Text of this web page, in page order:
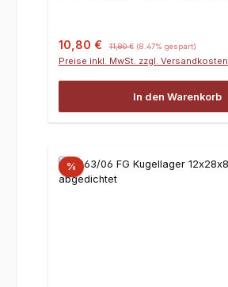
Verkaufspreis:
10,80 € Regulärer Preis:
11,80 € (8.47% gespart)
Preise inkl. MwSt. zzgl. Versandkosten
In den Warenkorb
%